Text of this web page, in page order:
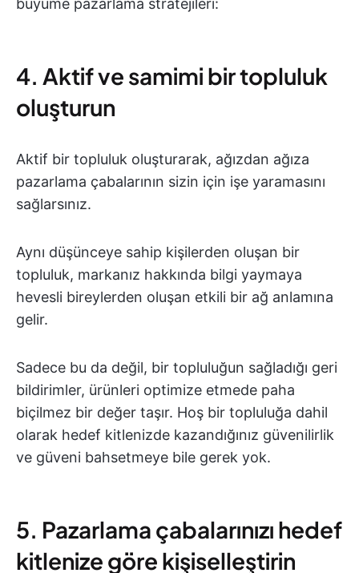
büyüme pazarlama stratejileri:
4. Aktif ve samimi bir topluluk
oluşturun
Aktif bir topluluk oluşturarak, ağızdan ağıza
pazarlama çabalarının sizin için işe yaramasını
sağlarsınız.
Aynı düşünceye sahip kişilerden oluşan bir
topluluk, markanız hakkında bilgi yaymaya
hevesli bireylerden oluşan etkili bir ağ anlamına
gelir.
Sadece bu da değil, bir topluluğun sağladığı geri
bildirimler, ürünleri optimize etmede paha
biçilmez bir değer taşır. Hoş bir topluluğa dahil
olarak hedef kitlenizde kazandığınız güvenilirlik
ve güveni bahsetmeye bile gerek yok.
5. Pazarlama çabalarınızı hedef
kitlenize göre kişiselleştirin